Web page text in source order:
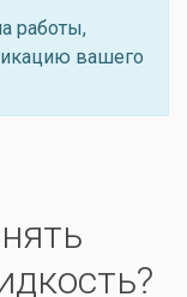
работы,
вашего